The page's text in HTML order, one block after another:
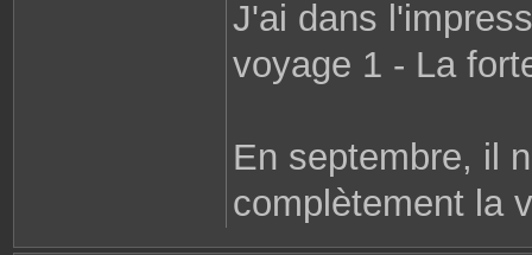
J'ai dans
voyage 1 - La
En septembre, il
complètement la